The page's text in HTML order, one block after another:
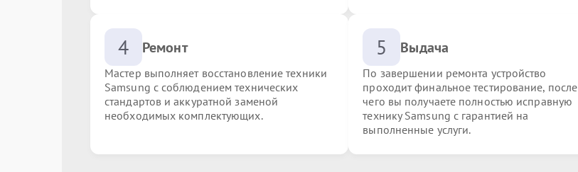
4 Ремонт
Мастер выполняет восстановление техники
Samsung с соблюдением технических
стандартов и аккуратной заменой
необходимых комплектующих.
5 Выдача
По завершении ремонта устройство
проходит финальное тестирование, после
чего вы получаете полностью исправную
технику Samsung с гарантией на
выполненные услуги.